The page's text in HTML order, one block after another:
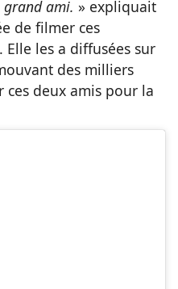
ami. » expliquait
de filmer ces
. Elle les a diffusées sur
des milliers
ces deux amis pour la